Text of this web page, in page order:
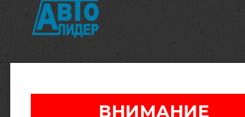
Обращаем ваше внимание, что сайт носит
ВНИМАНИЕ